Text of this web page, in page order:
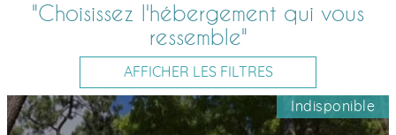
"Choisissez l'hébergement qui vous
ressemble"
AFFICHER LES FILTRES
Indisponible